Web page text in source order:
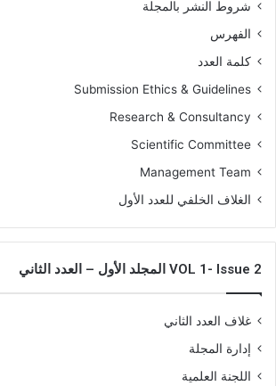
شروط النشر بالمجلة
الفهرس
كلمة العدد
Submission Ethics & Guidelines
Research & Consultancy
Scientific Committee
Management Team
الغلاف الخلفي للعدد الأول
VOL 1- Issue 2 المجلد الأول – العدد الثاني
غلاف العدد الثاني
إدارة المجلة
اللجنة العلمية